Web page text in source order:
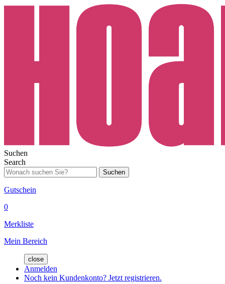
Suchen
Search
Suchen
Gutschein
0
Merkliste
Mein Bereich
close
Anmelden
Noch kein Kundenkonto? Jetzt registrieren.